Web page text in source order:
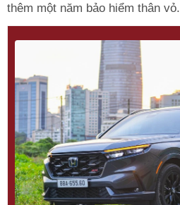
thêm một năm bảo hiểm thân vỏ.